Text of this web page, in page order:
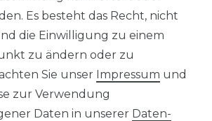
versenden mit
Es besteht das Recht, nicht
die Einwilligung zu einem
zu ändern oder zu
Sie unser Impressum und
zur Verwendung
Daten in unserer Daten­